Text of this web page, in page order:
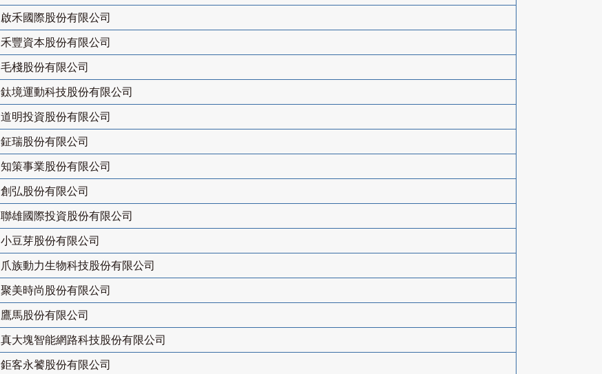
啟禾國際股份有限公司
禾豐資本股份有限公司
毛棧股份有限公司
鈦境運動科技股份有限公司
道明投資股份有限公司
鉦瑞股份有限公司
知策事業股份有限公司
創弘股份有限公司
聯雄國際投資股份有限公司
小豆芽股份有限公司
爪族動力生物科技股份有限公司
聚美時尚股份有限公司
鷹馬股份有限公司
真大塊智能網路科技股份有限公司
鉅客永饕股份有限公司